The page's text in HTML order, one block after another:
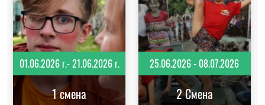
01.06.2026 г.- 21.06.2026 г.
1 смена
25.06.2026 - 08.07.2026
2 Смена